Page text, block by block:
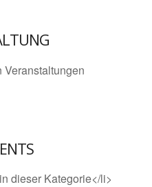
dieser Kategorie</li>